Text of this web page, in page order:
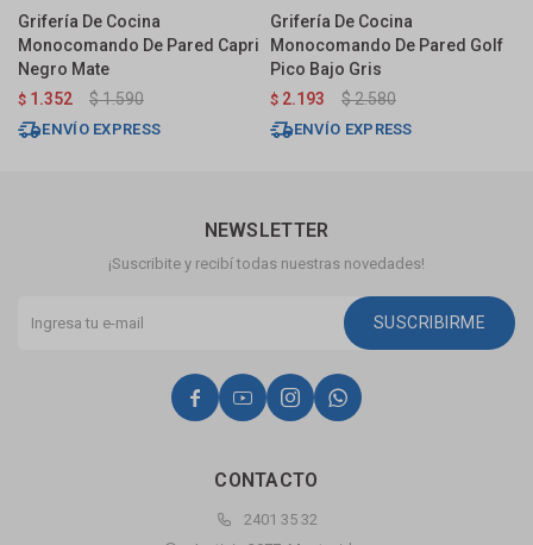
Grifería De Cocina
Monocomando De Pared Capri
Negro Mate
$ 1.352 $1.590
ENVÍO EXPRESS
Grifería De Cocina
Monocomando De Pared Golf
Pico Bajo Gris
$ 2.193 $2.580
ENVÍO EXPRESS
CONTACTO
2401 35 32
NEWSLETTER
¡Suscribite y recibí todas nuestras novedades!
SUSCRIBIRME
   